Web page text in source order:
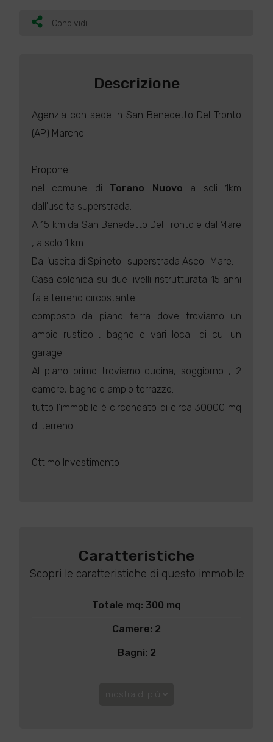
Condividi
Descrizione
Agenzia con sede in San Benedetto Del Tronto
(AP) Marche
Propone
nel comune di Torano Nuovo a soli 1km
dall'uscita superstrada.
A 15 km da San Benedetto Del Tronto e dal Mare
, a solo 1 km
Dall'uscita di Spinetoli superstrada Ascoli Mare.
Casa colonica su due livelli ristrutturata 15 anni
fa e terreno circostante.
composto da piano terra dove troviamo un
ampio rustico , bagno e vari locali di cui un
garage.
Al piano primo troviamo cucina, soggiorno , 2
camere, bagno e ampio terrazzo.
tutto l'immobile è circondato di circa 30000 mq
di terreno.
Ottimo Investimento
Caratteristiche
Scopri le caratteristiche di questo immobile
Totale mq: 300 mq
Camere: 2
Bagni: 2